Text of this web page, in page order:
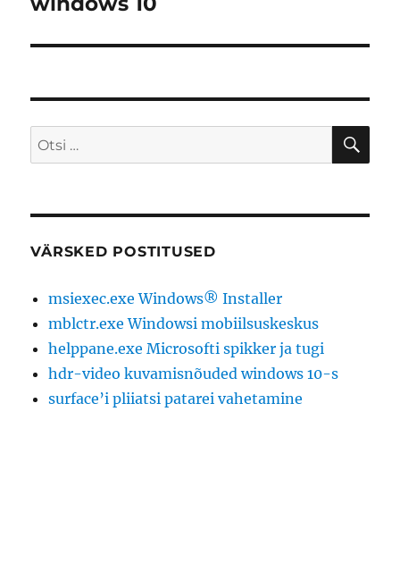
Otsi:
VÄRSKED POSTITUSED
msiexec.exe Windows® Installer
mblctr.exe Windowsi mobiilsuskeskus
helppane.exe Microsofti spikker ja tugi
hdr-video kuvamisnõuded windows 10-s
surface’i pliiatsi patarei vahetamine